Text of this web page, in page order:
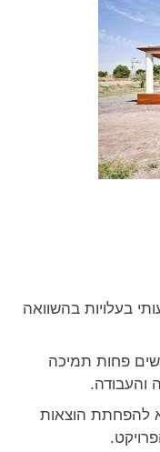
בעלויות בהשוואה
פחות תמיכה
והעבודה.
להפחתת הוצאות